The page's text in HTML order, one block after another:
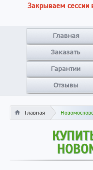
Закрываем сессии
Главная
Заказать
Гарантии
Отзывы
Главная